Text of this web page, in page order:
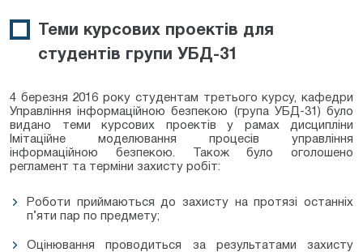
Теми курсових проектів для
студентів групи УБД-31
4 березня 2016 року студентам третього курсу, кафедри
Управління інформаційною безпекою (група УБД-31) було
видано теми курсових проектів у рамах дисципліни
Імітаційне моделювання процесів управління
інформаційною безпекою. Також було оголошено
регламент та терміни захисту робіт:
Роботи приймаються до захисту на протязі останніх
п’яти пар по предмету;
Оцінювання проводиться за результатами захисту